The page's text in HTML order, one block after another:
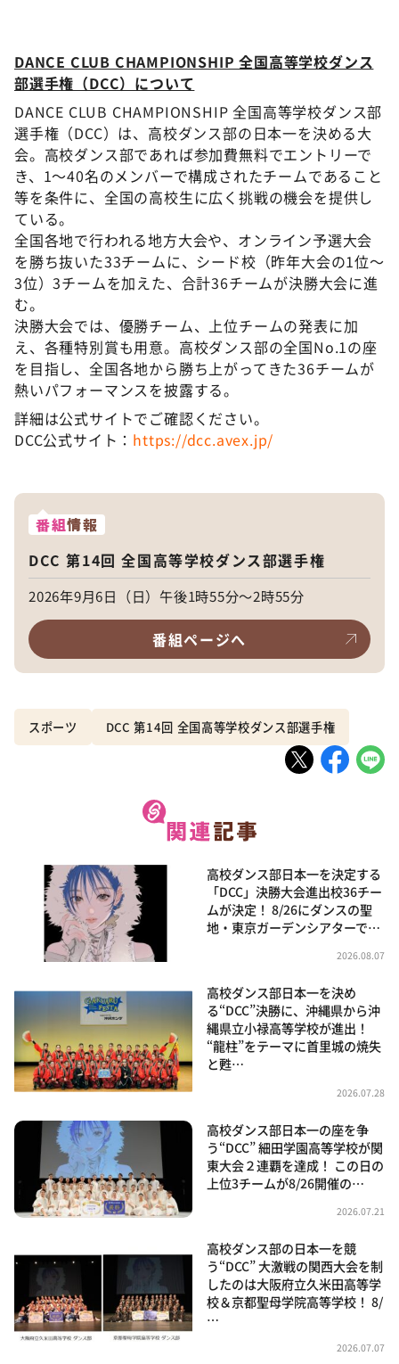
DANCE CLUB CHAMPIONSHIP 全国高等学校ダンス
部選手権（DCC）について
DANCE CLUB CHAMPIONSHIP 全国高等学校ダンス部
選手権（DCC）は、高校ダンス部の日本一を決める大
会。高校ダンス部であれば参加費無料でエントリーで
き、1～40名のメンバーで構成されたチームであること
等を条件に、全国の高校生に広く挑戦の機会を提供し
ている。
全国各地で行われる地方大会や、オンライン予選大会
を勝ち抜いた33チームに、シード校（昨年大会の1位〜
3位）3チームを加えた、合計36チームが決勝大会に進
む。
決勝大会では、優勝チーム、上位チームの発表に加
え、各種特別賞も用意。高校ダンス部の全国No.1の座
を目指し、全国各地から勝ち上がってきた36チームが
熱いパフォーマンスを披露する。
詳細は公式サイトでご確認ください。
DCC公式サイト： https://dcc.avex.jp/
番組情報
DCC 第14回 全国高等学校ダンス部選手権
2026年9月6日（日）午後1時55分～2時55分
番組ページへ
スポーツ DCC 第14回 全国高等学校ダンス部選手権
高校ダンス部日本一を決定する
「DCC」決勝大会進出校36チー
ムが決定！ 8/26にダンスの聖
地・東京ガーデンシアターで…
2026.08.07
高校ダンス部日本一を決め
る“DCC”決勝に、沖縄県から沖
縄県立小禄高等学校が進出！
“龍柱”をテーマに首里城の焼失
と甦…
2026.07.28
高校ダンス部日本一の座を争
う“DCC” 細田学園高等学校が関
東大会２連覇を達成！ この日の
上位3チームが8/26開催の…
2026.07.21
高校ダンス部の日本一を競
う“DCC” 大激戦の関西大会を制
したのは大阪府立久米田高等学
校＆京都聖母学院高等学校！ 8/
…
2026.07.07